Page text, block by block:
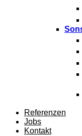
Referenzen
Jobs
Kontakt